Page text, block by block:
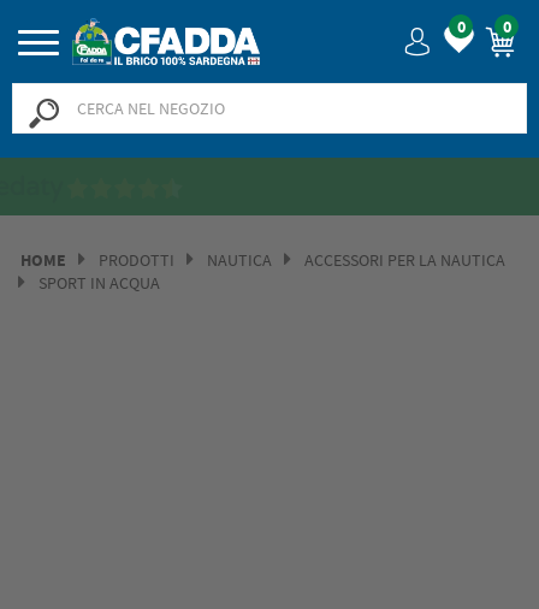
0 0
HOME PRODOTTI NAUTICA
ACCESSORI PER LA NAUTICA
SPORT IN ACQUA